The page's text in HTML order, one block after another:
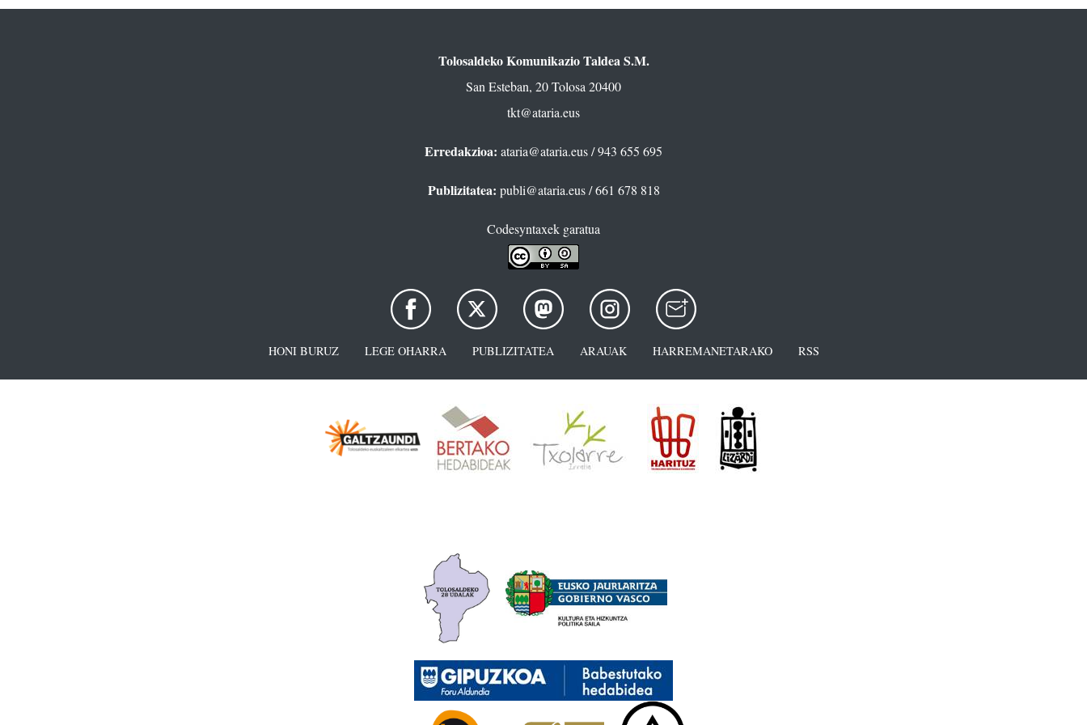
Tolosaldeko Komunikazio Taldea S.M.
San Esteban, 20 Tolosa 20400
tkt@ataria.eus
Erredakzioa: ataria@ataria.eus/ 943 655 695
Publizitatea: publi@ataria.eus/ 661 678 818
Codesyntaxek garatua
HONI BURUZ LEGE OHARRA PUBLIZITATEA ARAUAK HARREMANETARAKO RSS